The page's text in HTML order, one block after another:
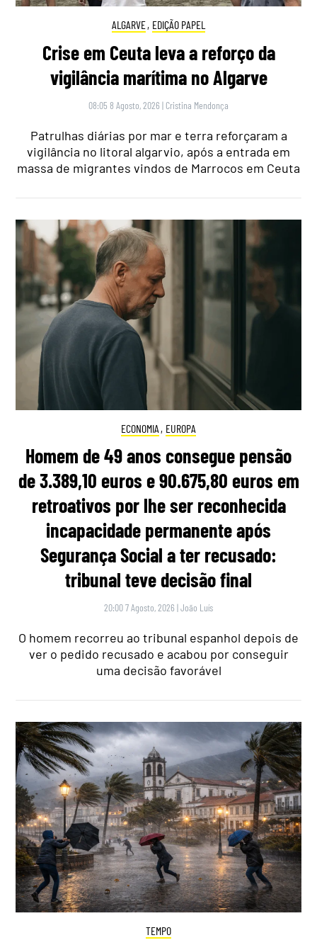
ALGARVE, EDIÇÃO PAPEL
Crise em Ceuta leva a reforço da
vigilância marítima no Algarve
08:05 8 Agosto, 2026 | Cristina Mendonça
Patrulhas diárias por mar e terra reforçaram a
vigilância no litoral algarvio, após a entrada em
massa de migrantes vindos de Marrocos em Ceuta
ECONOMIA , EUROPA
Homem de 49 anos consegue pensão
de 3.389,10 euros e 90.675,80 euros em
retroativos por lhe ser reconhecida
incapacidade permanente após
Segurança Social a ter recusado:
tribunal teve decisão final
20:00 7 Agosto, 2026 |João Luís
O homem recorreu ao tribunal espanhol depois de
ver o pedido recusado e acabou por conseguir
uma decisão favorável
TEMPO